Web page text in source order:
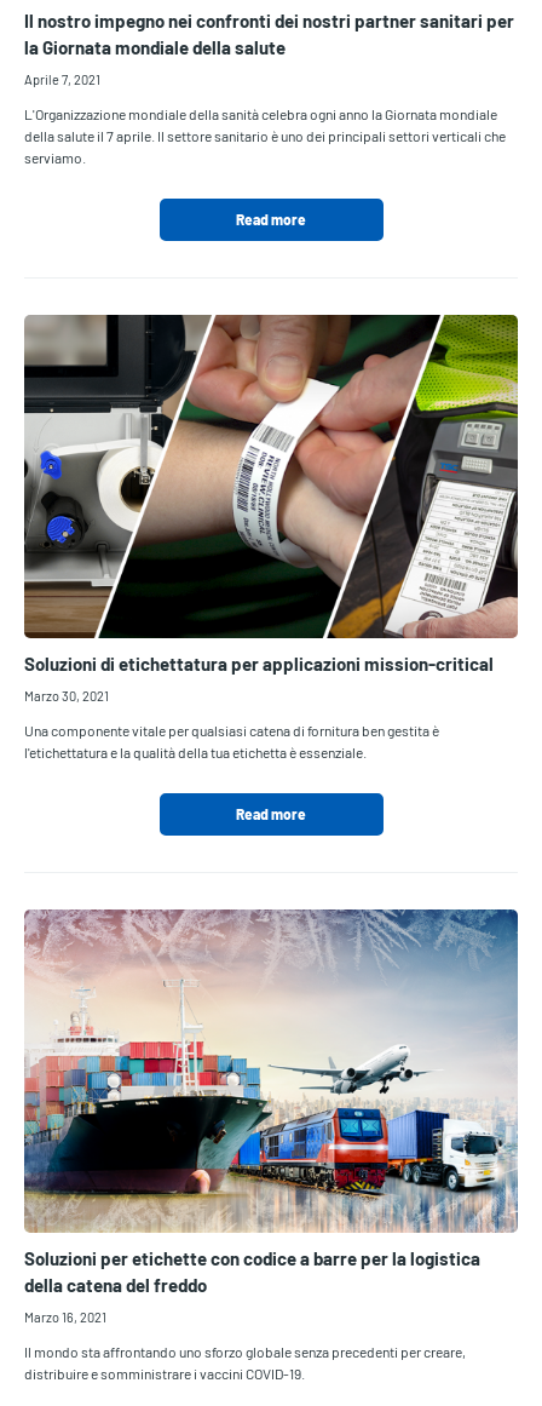
Il nostro impegno nei confronti dei nostri partner sanitari per
la Giornata mondiale della salute
Aprile 7, 2021
L'Organizzazione mondiale della sanità celebra ogni anno la Giornata mondiale
della salute il 7 aprile. Il settore sanitario è uno dei principali settori verticali che
serviamo.
Read more
Soluzioni di etichettatura per applicazioni mission-critical
Marzo 30, 2021
Una componente vitale per qualsiasi catena di fornitura ben gestita è
l'etichettatura e la qualità della tua etichetta è essenziale.
Read more
Soluzioni per etichette con codice a barre per la logistica
della catena del freddo
Marzo 16, 2021
Il mondo sta affrontando uno sforzo globale senza precedenti per creare,
distribuire e somministrare i vaccini COVID-19.